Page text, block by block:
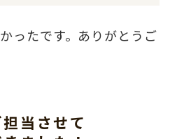
ったです。ありがとうご
当させて